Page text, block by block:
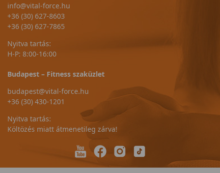
info@vital-force.hu
+36 (30) 627-8603
+36 (30) 627-7865
Nyitva tartás:
H-P: 8:00-16:00
Budapest – Fitness szaküzlet
budapest@vital-force.hu
+36 (30) 430-1201
Nyitva tartás:
Költözés miatt átmenetileg zárva!